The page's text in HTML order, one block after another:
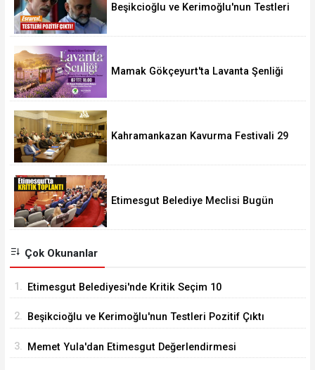
Beşikcioğlu ve Kerimoğlu'nun Testleri
Mamak Gökçeyurt'ta Lavanta Şenliği
Kahramankazan Kavurma Festivali 29
Etimesgut Belediye Meclisi Bugün
Çok Okunanlar
1. Etimesgut Belediyesi'nde Kritik Seçim 10
2. Beşikcioğlu ve Kerimoğlu'nun Testleri Pozitif Çıktı
3. Memet Yula'dan Etimesgut Değerlendirmesi